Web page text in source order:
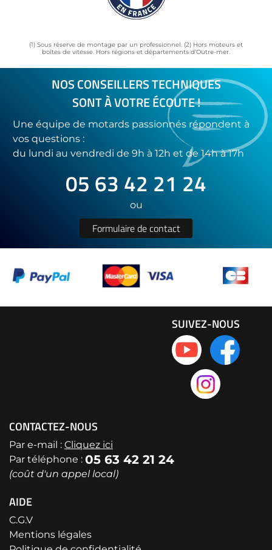
(1) Sous réserve de montage par un professionnel. (2) Hors moteurs et
boîtes de vitesse. Hors régions et départements d’Outre-mer.
NOS CONSEILLERS TECHNIQUES
SONT À VOTRE ÉCOUTE !
Une équipe de motards passionnés répondent à
vos questions :
du lundi au vendredi de 9h à 12h et de 14h à 17h
05 63 42 21 24
ou
Formulaire de contact
CONTACTEZ-NOUS
Par e-mail : Cliquez ici
Par téléphone : 05 63 42 21 24
(coût d'un appel local)
AIDE
C.G.V
Mentions légales
SUIVEZ-NOUS